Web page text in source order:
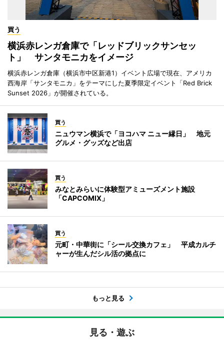
買う
横浜赤レンガ倉庫で「レッドブリックサンセッ
ト」 サンタモニカをイメージ
横浜赤レンガ倉庫（横浜市中区新港1）イベント広場で現在、アメリカ
西海岸「サンタモニカ」をテーマにした夏季限定イベント「Red Brick
Sunset 2026」が開催されている。
買う
ニュウマン横浜で「ヨコハマ ニュー縁日」 地元
グルメ・グッズなど出店
買う
みなとみらいに体験型アミューズメント施設
「CAPCOMIX」
買う
元町・中華街に「シール交換カフェ」 平成カルチ
ャーが生んだシル活の拠点に
もっと見る
見る・遊ぶ